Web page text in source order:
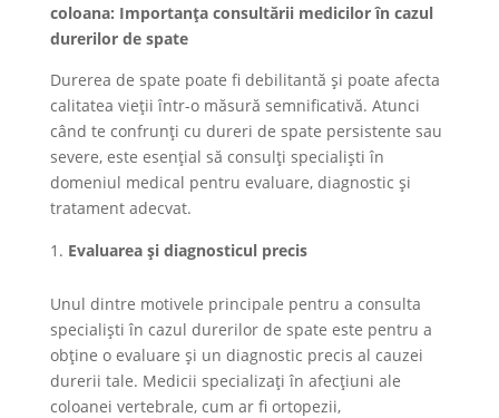
coloana: Importanța consultării medicilor în cazul
durerilor de spate
Durerea de spate poate fi debilitantă și poate afecta
calitatea vieții într-o măsură semnificativă. Atunci
când te confrunți cu dureri de spate persistente sau
severe, este esențial să consulți specialiști în
domeniul medical pentru evaluare, diagnostic și
tratament adecvat.
Evaluarea și diagnosticul precis
Unul dintre motivele principale pentru a consulta
specialiști în cazul durerilor de spate este pentru a
obține o evaluare și un diagnostic precis al cauzei
durerii tale. Medicii specializați în afecțiuni ale
coloanei vertebrale, cum ar fi ortopezii,